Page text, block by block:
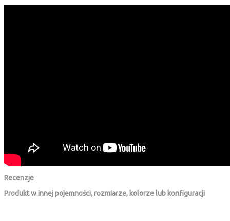
Recenzje
Produkt w innej pojemności, rozmiarze, kolorze lub konfiguracji